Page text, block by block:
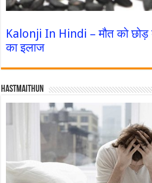
Kalonji In Hindi – मौत को छोड़
का इलाज
Hastmaithun